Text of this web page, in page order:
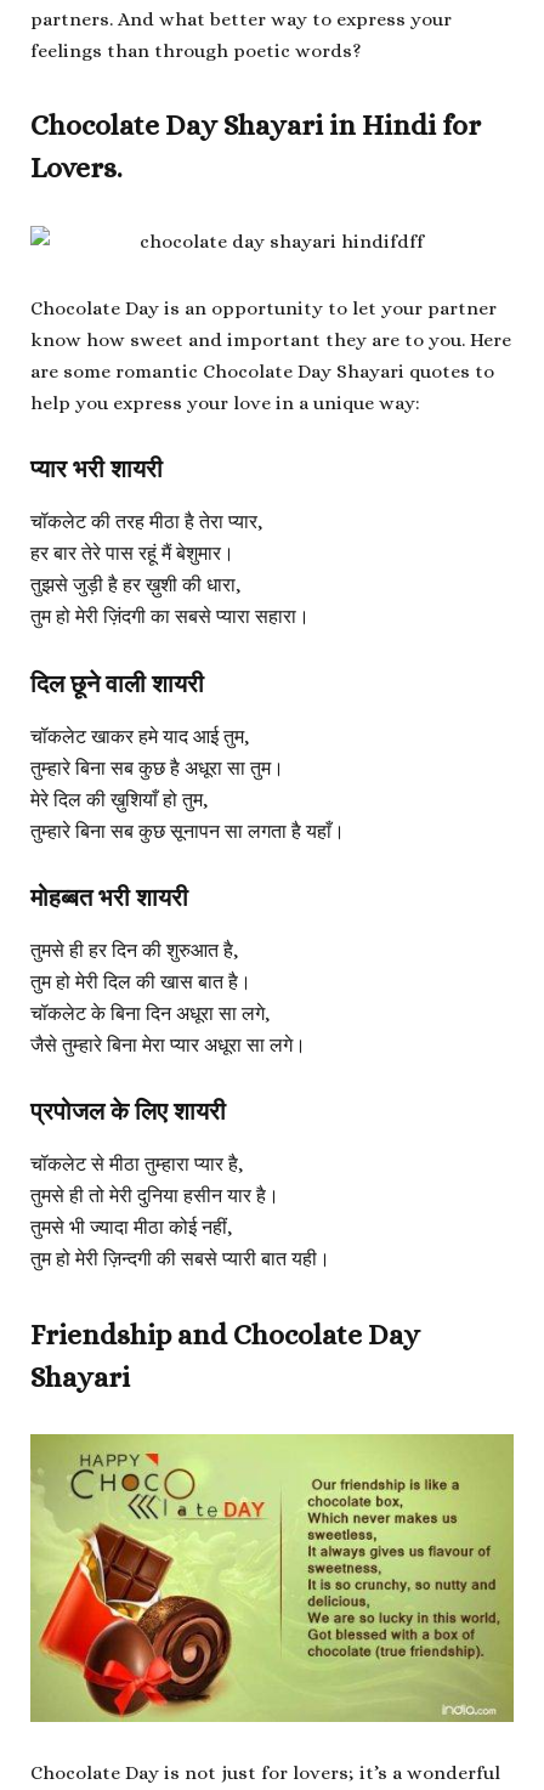
partners. And what better way to express your
feelings than through poetic words?
Chocolate Day Shayari in Hindi for
Lovers.
Chocolate Day is an opportunity to let your partner
know how sweet and important they are to you. Here
are some romantic Chocolate Day Shayari quotes to
help you express your love in a unique way:
प्यार भरी शायरी
चॉकलेट की तरह मीठा है तेरा प्यार,
हर बार तेरे पास रहूं मैं बेशुमार।
तुझसे जुड़ी है हर ख़ुशी की धारा,
तुम हो मेरी ज़िंदगी का सबसे प्यारा सहारा।
दिल छूने वाली शायरी
चॉकलेट खाकर हमे याद आई तुम,
तुम्हारे बिना सब कुछ है अधूरा सा तुम।
मेरे दिल की ख़ुशियाँ हो तुम,
तुम्हारे बिना सब कुछ सूनापन सा लगता है यहाँ।
मोहब्बत भरी शायरी
तुमसे ही हर दिन की शुरुआत है,
तुम हो मेरी दिल की खास बात है।
चॉकलेट के बिना दिन अधूरा सा लगे,
जैसे तुम्हारे बिना मेरा प्यार अधूरा सा लगे।
प्रपोजल के लिए शायरी
चॉकलेट से मीठा तुम्हारा प्यार है,
तुमसे ही तो मेरी दुनिया हसीन यार है।
तुमसे भी ज्यादा मीठा कोई नहीं,
तुम हो मेरी ज़िन्दगी की सबसे प्यारी बात यही।
Friendship and Chocolate Day
Shayari
Chocolate Day is not just for lovers; it’s a wonderful